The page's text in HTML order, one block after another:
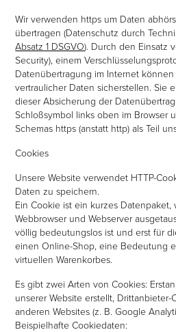
Wir verwenden https um Daten
übertragen (Datenschutz durch
Absatz 1 DSGVO). Durch den Einsatz
Security), einem
Datenübertragung im Internet
vertraulicher Daten sicherstellen. Sie
dieser Absicherung der
Schloßsymbol links oben im Browser
Schemas https (anstatt http) als Teil
Cookies
Unsere Website verwendet HTTP-
Daten zu speichern.
Ein Cookie ist ein kurzes Datenpaket,
Webbrowser und Webserver
völlig bedeutungslos ist und erst für
einen Online-Shop, eine Bedeutung
virtuellen Warenkorbes.
Es gibt zwei Arten von Cookies:
unserer Website erstellt,
anderen Websites (z. B. Google
Beispielhafte Cookiedaten: